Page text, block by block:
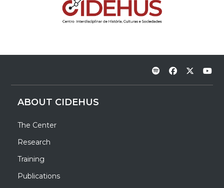
ABOUT CIDEHUS
The Center
Research
Training
Publications